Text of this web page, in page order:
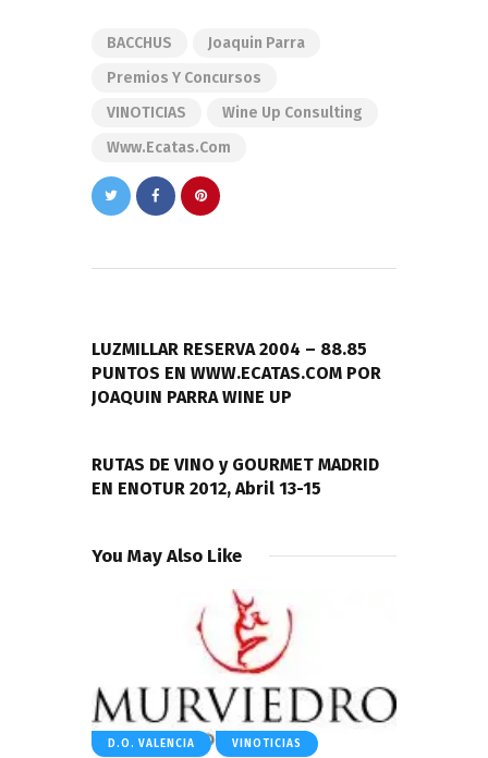
BACCHUS
Joaquin Parra
Premios Y Concursos
VINOTICIAS
Wine Up Consulting
Www.ecatas.com
entradas
LUZMILLAR RESERVA 2004 – 88.85
PUNTOS EN WWW.ECATAS.COM POR
JOAQUIN PARRA WINE UP
RUTAS DE VINO y GOURMET MADRID
EN ENOTUR 2012, Abril 13-15
You May Also Like
D.O. VALENCIA VINOTICIAS